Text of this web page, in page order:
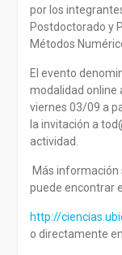
por los
Postdoctorado y
Métodos
El evento
modalidad online
viernes 03/09 a
la invitación a
actividad.
Más información
puede encontrar
http://
o directamente